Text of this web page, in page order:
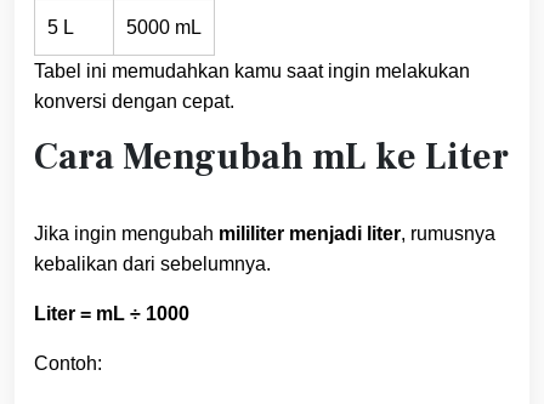
5 L 5000 mL
Tabel ini memudahkan kamu saat ingin melakukan
konversi dengan cepat.
Cara Mengubah mL ke Liter
Jika ingin mengubah mililiter menjadi liter, rumusnya
kebalikan dari sebelumnya.
Liter = mL ÷ 1000
Contoh: